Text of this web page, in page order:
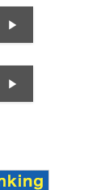
▶
▶